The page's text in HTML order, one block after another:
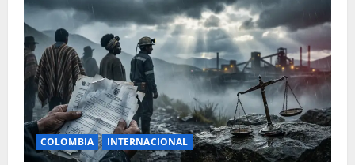
COLOMBIA INTERNACIONAL